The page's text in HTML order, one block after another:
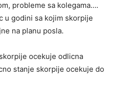
probleme sa kolegama….
godini sa kojim skorpije
na planu posla.
ocekuje odlicna
stanje skorpije ocekuje do